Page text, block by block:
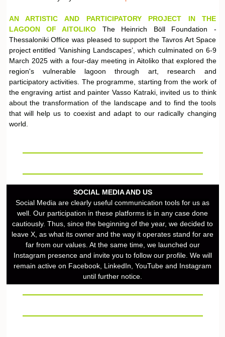
AN ARTISTIC AND PARTICIPATORY PROJECT IN THE
LAGOON OF AITOLIKO The Heinrich Böll Foundation -
Thessaloniki Office was pleased to support the Tavros Art Space
project entitled ‘Vanishing Landscapes’, which culminated on 6-9
March 2025 with a four-day meeting in Aitoliko that explored the
region's vulnerable lagoon through art, research and
participatory activities. The programme, starting from the work of
the engraving artist and painter Vasso Katraki, invited us to think
about the transformation of the landscape and to find the tools
that will help us to coexist and adapt to our radically changing
world.
SOCIAL MEDIA AND US
Social Media are clearly useful communication tools for us as
well. Our participation in these platforms is in any case done
cautiously. Thus, since the beginning of the year, we decided to
leave X, as what its owner and the way it operates stand for are
far from our values. At the same time, we launched our
Instagram presence and invite you to follow our profile. We will
remain active on Facebook, LinkedIn, YouTube and Instagram
until further notice.